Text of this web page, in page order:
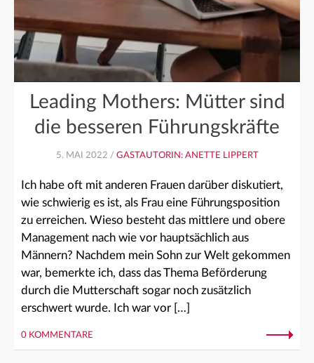
Leading Mothers: Mütter sind
die besseren Führungskräfte
5. MAI 2022 / GASTAUTORIN: ANETTE LIPPERT
Ich habe oft mit anderen Frauen darüber diskutiert,
wie schwierig es ist, als Frau eine Führungsposition
zu erreichen. Wieso besteht das mittlere und obere
Management nach wie vor hauptsächlich aus
Männern? Nachdem mein Sohn zur Welt gekommen
war, bemerkte ich, dass das Thema Beförderung
durch die Mutterschaft sogar noch zusätzlich
erschwert wurde. Ich war vor […]
0 KOMMENTARE